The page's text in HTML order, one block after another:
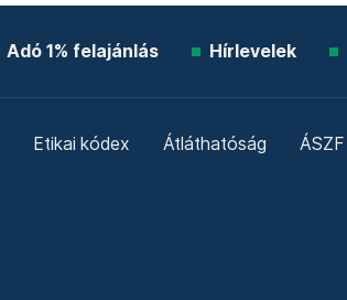
Adó 1% felajánlás Hírlevelek
Etikai kódex Átláthatóság ÁSZF